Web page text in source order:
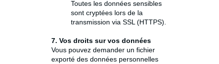
Toutes les données sensibles
sont cryptées lors de la
transmission via SSL (HTTPS).
7. Vos droits sur vos données
Vous pouvez demander un fichier
exporté des données personnelles